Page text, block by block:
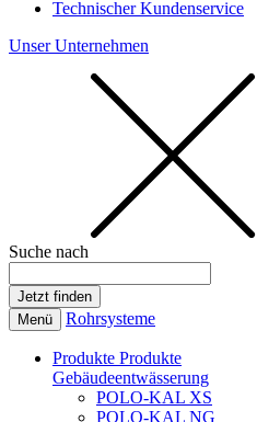
Technischer Kundenservice
Unser Unternehmen
Suche nach
Menü Rohrsysteme
Produkte Produkte
Gebäudeentwässerung
POLO-KAL XS
POLO-KAL NG